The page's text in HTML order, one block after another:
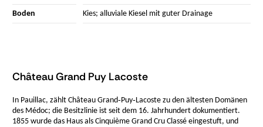
Boden Kies; alluviale Kiesel mit guter Drainage
Château Grand Puy Lacoste
In Pauillac, zählt Château Grand‑Puy‑Lacoste zu den ältesten Domänen
des Médoc; die Besitzlinie ist seit dem 16. Jahrhundert dokumentiert.
1855 wurde das Haus als Cinquième Grand Cru Classé eingestuft, und